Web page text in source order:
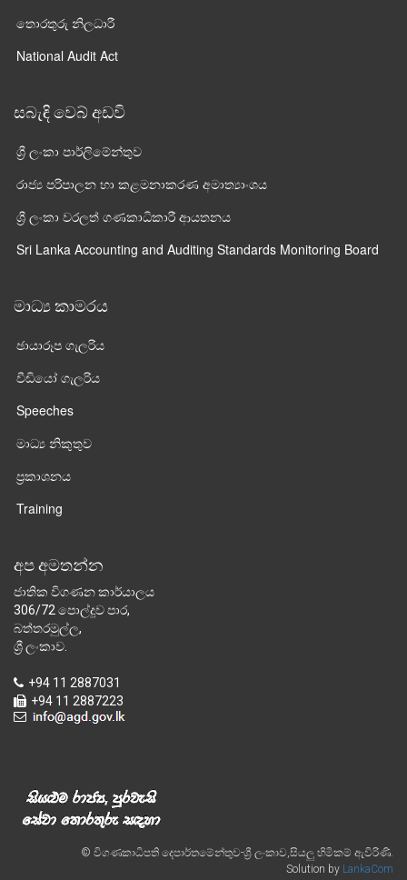
තොරතුරු නිලධාරී
National Audit Act
සබැඳි වෙබ් අඩවි
ශ්‍රී ලංකා පාර්ලි‌මේන්තුව
රාජ්‍ය පරිපාලන හා කළමනාකරණ අමාත්‍යාංශය
ශ්‍රී ලංකා වරලත් ගණකාධිකාරී ආයතනය
Sri Lanka Accounting and Auditing Standards Monitoring Board
මාධ්‍ය කාමරය
ඡායාරූප ගැලරිය
වීඩියෝ ගැලරිය
Speeches
මාධ්‍ය නිකුතුව
ප්‍රකාශනය
Training
අප අමතන්න
ජාතික විගණන කාර්යාලය
306/72 පොල්දූව පාර,
බත්තරමුල්ල,
ශ්‍රී ලංකාව.
+94 11 2887031
+94 11 2887223
© විගණකාධිපති දෙපාර්තමේන්තුව-ශ්‍රී ලංකාව,සියලු හිමිකම් ඇවිරිණි.
Solution by LankaCom